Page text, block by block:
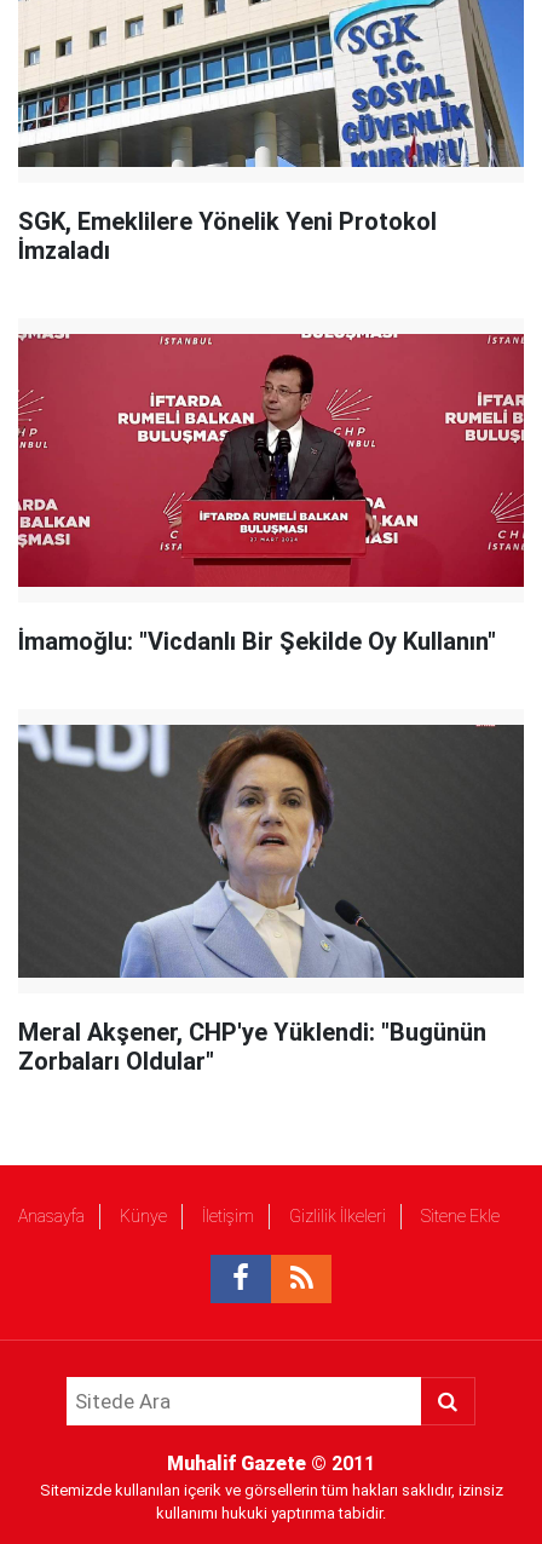
SGK, Emeklilere Yönelik Yeni Protokol
İmzaladı
İmamoğlu: "Vicdanlı Bir Şekilde Oy Kullanın"
Meral Akşener, CHP'ye Yüklendi: "Bugünün
Zorbaları Oldular"
Anasayfa Künye İletişim Gizlilik İlkeleri Sitene Ekle
Muhalif Gazete © 2011
Sitemizde kullanılan içerik ve görsellerin tüm hakları saklıdır, izinsiz
kullanımı hukuki yaptırıma tabidir.